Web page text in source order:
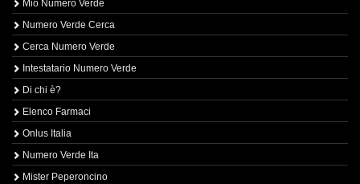
Mio Numero Verde
Numero Verde Cerca
Cerca Numero Verde
Intestatario Numero Verde
Di chi è?
Elenco Farmaci
Onlus Italia
Numero Verde Ita
Mister Peperoncino